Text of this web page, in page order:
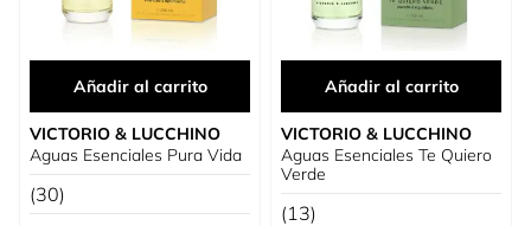
Añadir al carrito
VICTORIO & LUCCHINO
Aguas Esenciales Pura Vida
(30)
Añadir al carrito
VICTORIO & LUCCHINO
Aguas Esenciales Te Quiero
Verde
(13)